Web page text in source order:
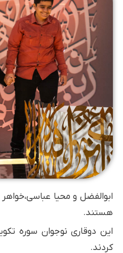
ابوالفضل و محیا عباسی،خواهر
هستند.
این دو‌قاری نوجوان سوره
کردند.